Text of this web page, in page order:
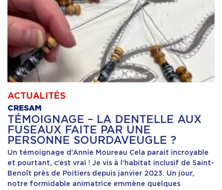
ACTUALITÉS
CRESAM
TÉMOIGNAGE – LA DENTELLE AUX
FUSEAUX FAITE PAR UNE
PERSONNE SOURDAVEUGLE ?
Un témoignage d’Annie Moureau Cela parait incroyable
et pourtant, c’est vrai ! Je vis à l’habitat inclusif de Saint-
Benoît près de Poitiers depuis janvier 2023. Un jour,
notre formidable animatrice emmène quelques